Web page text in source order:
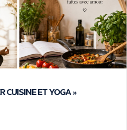
CUISINE ET YOGA »